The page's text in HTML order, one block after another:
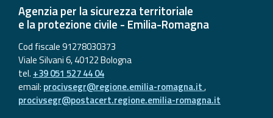
Weather radar
Operational
Tools
Report
Agenzia per la sicurezza territoriale
e la protezione civile - Emilia-Romagna
Cod fiscale 91278030373
Viale Silvani 6, 40122 Bologna
tel. +39 051 527 44 04
email: procivsegr@regione.emilia-romagna.it,
procivsegr@postacert.regione.emilia-romagna.it